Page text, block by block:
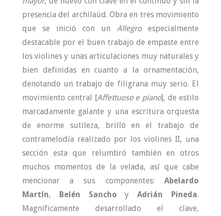
presencia del archilaúd. Obra en tres movimiento
que se inició con unAllegroespecialmente
destacable por el buen trabajo de empaste entre
los violines y unas articulaciones muy naturales y
bien definidas en cuanto a la ornamentación,
denotando un trabajo de filigrana muy serio. El
movimiento central [Affettuoso e piano], de estilo
marcadamente galante y una escritura orquesta
de enorme sutileza, brilló en el trabajo de
contramelodía realizado por los violines II, una
sección esta que relumbró también en otros
muchos momentos de la velada, así que cabe
mencionar a sus componentes:Abelardo
Martín, Belén Sancho yAdrián Pineda.
Magníficamente desarrollado el clave,